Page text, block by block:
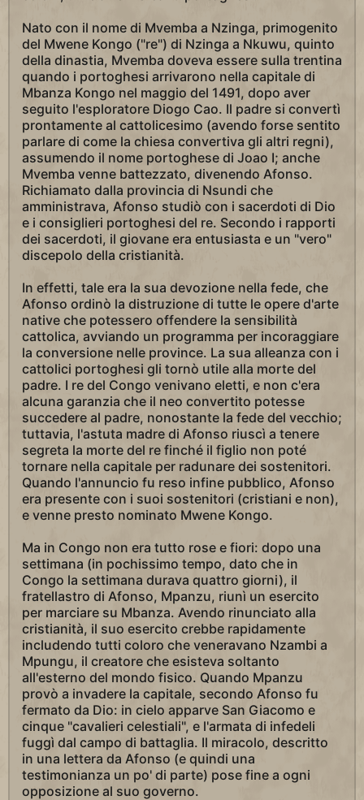
Nato con il nome di Mvemba a Nzinga, primogenito
del Mwene Kongo ("re") di Nzinga a Nkuwu, quinto
della dinastia, Mvemba doveva essere sulla trentina
quando i portoghesi arrivarono nella capitale di
Mbanza Kongo nel maggio del 1491, dopo aver
seguito l'esploratore Diogo Cao. Il padre si convertì
prontamente al cattolicesimo (avendo forse sentito
parlare di come la chiesa convertiva gli altri regni),
assumendo il nome portoghese di Joao I; anche
Mvemba venne battezzato, divenendo Afonso.
Richiamato dalla provincia di Nsundi che
amministrava, Afonso studiò con i sacerdoti di Dio
e i consiglieri portoghesi del re. Secondo i rapporti
dei sacerdoti, il giovane era entusiasta e un "vero"
discepolo della cristianità.
In effetti, tale era la sua devozione nella fede, che
Afonso ordinò la distruzione di tutte le opere d'arte
native che potessero offendere la sensibilità
cattolica, avviando un programma per incoraggiare
la conversione nelle province. La sua alleanza con i
cattolici portoghesi gli tornò utile alla morte del
padre. I re del Congo venivano eletti, e non c'era
alcuna garanzia che il neo convertito potesse
succedere al padre, nonostante la fede del vecchio;
tuttavia, l'astuta madre di Afonso riuscì a tenere
segreta la morte del re finché il figlio non poté
tornare nella capitale per radunare dei sostenitori.
Quando l'annuncio fu reso infine pubblico, Afonso
era presente con i suoi sostenitori (cristiani e non),
e venne presto nominato Mwene Kongo.
Ma in Congo non era tutto rose e fiori: dopo una
settimana (in pochissimo tempo, dato che in
Congo la settimana durava quattro giorni), il
fratellastro di Afonso, Mpanzu, riunì un esercito
per marciare su Mbanza. Avendo rinunciato alla
cristianità, il suo esercito crebbe rapidamente
includendo tutti coloro che veneravano Nzambi a
Mpungu, il creatore che esisteva soltanto
all'esterno del mondo fisico. Quando Mpanzu
provò a invadere la capitale, secondo Afonso fu
fermato da Dio: in cielo apparve San Giacomo e
cinque "cavalieri celestiali", e l'armata di infedeli
fuggì dal campo di battaglia. Il miracolo, descritto
in una lettera da Afonso (e quindi una
testimonianza un po' di parte) pose fine a ogni
opposizione al suo governo.